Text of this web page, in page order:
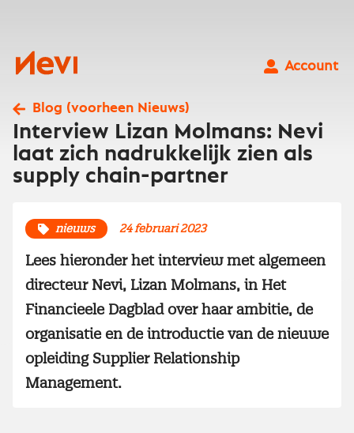
Nevi
Account
Blog (voorheen Nieuws)
Interview Lizan Molmans: Nevi
laat zich nadrukkelijk zien als
supply chain-partner
nieuws 24 februari 2023
Lees hieronder het interview met algemeen
directeur Nevi, Lizan Molmans, in Het
Financieele Dagblad over haar ambitie, de
organisatie en de introductie van de nieuwe
opleiding Supplier Relationship
Management.